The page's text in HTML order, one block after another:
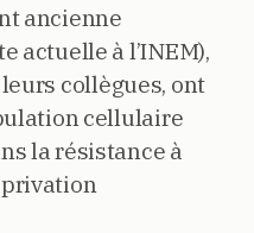
ancienne
actuelle à l’INEM),
collègues, ont
cellulaire
la résistance à